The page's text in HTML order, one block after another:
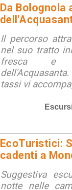
Da Bolognola
Il percorso
nel suo tratto
fresca e
tassi vi
EcoTuristici:
cadenti a
Suggestiva
notte nelle